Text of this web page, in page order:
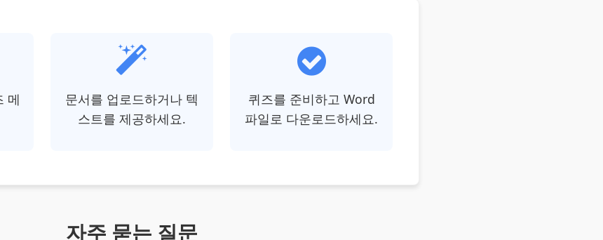
메
문서를 업로드하거나 텍
스트를 제공하세요.
퀴즈를 준비하고 Word
파일로 다운로드하세요.
자주 묻는 질문